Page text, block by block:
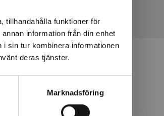
tillhandahålla funktioner för
information från din enhet
sin tur kombinera informationen
deras tjänster.
Marknadsföring